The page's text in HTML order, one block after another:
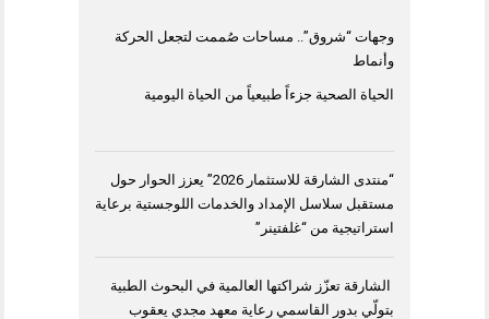
وجهات “شروق”.. مساحات صُممت لتجعل الحركة
وأنماط
الحياة الصحية جزءاً طبيعياً من الحياة اليومية
“منتدى الشارقة للاستثمار 2026” يعزز الحوار حول
مستقبل سلاسل الإمداد والخدمات اللوجستية برعاية
استراتيجية من “غلفتينر”
الشارقة تعزّز شراكتها العالمية في البحوث الطبية
بتولّي بدور القاسمي رعاية معهد مجدي يعقوب